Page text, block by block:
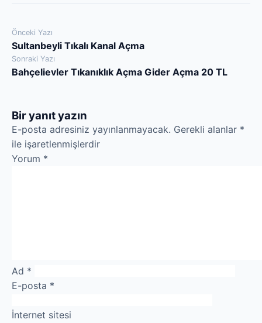
Yazı
gezinmesi
Önceki Yazı
Sultanbeyli Tıkalı Kanal Açma
Sonraki Yazı
Bahçelievler Tıkanıklık Açma Gider Açma 20 TL
Bir yanıt yazın
E-posta adresiniz yayınlanmayacak. Gerekli alanlar *
ile işaretlenmişlerdir
Yorum *
Ad *
E-posta *
İnternet sitesi